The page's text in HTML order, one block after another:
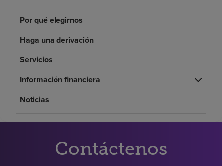
Recursos de salud
Por qué elegirnos
Haga una derivación
Servicios
Información financiera
Noticias
Contáctenos